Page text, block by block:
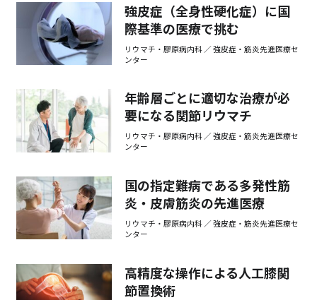
強皮症（全身性硬化症）に国
際基準の医療で挑む
リウマチ・膠原病内科 ／ 強皮症・筋炎先進医療セ
ンター
年齢層ごとに適切な治療が必
要になる関節リウマチ
リウマチ・膠原病内科 ／ 強皮症・筋炎先進医療セ
ンター
国の指定難病である多発性筋
炎・皮膚筋炎の先進医療
リウマチ・膠原病内科 ／ 強皮症・筋炎先進医療セ
ンター
高精度な操作による人工膝関
節置換術